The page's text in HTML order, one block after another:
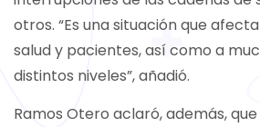
otros. “Es una situación que
salud y pacientes, así como a
distintos niveles”, añadió.
Ramos Otero aclaró, además,